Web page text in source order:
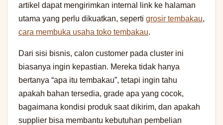
artikel dapat mengirimkan internal link ke halaman
utama yang perlu dikuatkan, seperti grosir tembakau,
cara membuka usaha toko tembakau.
Dari sisi bisnis, calon customer pada cluster ini
biasanya ingin kepastian. Mereka tidak hanya
bertanya “apa itu tembakau”, tetapi ingin tahu
apakah bahan tersedia, grade apa yang cocok,
bagaimana kondisi produk saat dikirim, dan apakah
supplier bisa membantu kebutuhan pembelian